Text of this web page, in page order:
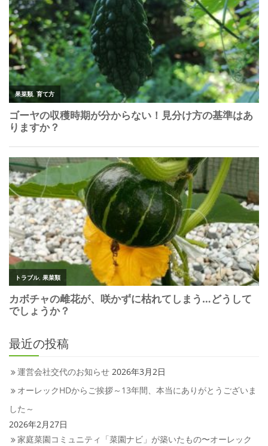
最近の投稿
運営会社交代のお知らせ 2026年3月2日
オーレックHDからご挨拶～13年間、本当にありがとうございま
した～
2026年2月27日
家庭菜園コミュニティ「菜園ナビ」が築いたもの〜オーレック